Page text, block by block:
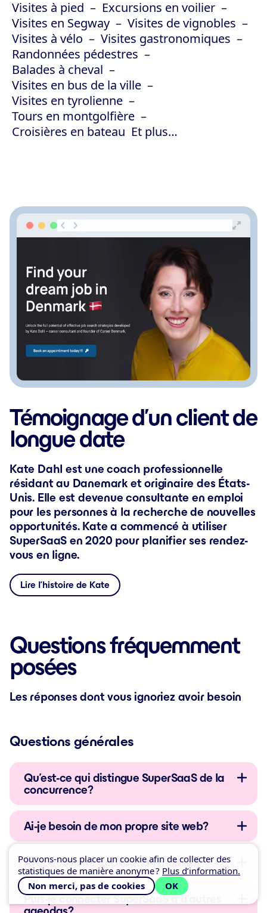
Visites à pied
Excursions en voilier
Visites en Segway
Visites de vignobles
Visites à vélo
Visites gastronomiques
Randonnées pédestres
Balades à cheval
Visites en bus de la ville
Visites en tyrolienne
Tours en montgolfière
Croisières en bateau Et plus…
Témoignage d’un client de
longue date
Kate Dahl est une coach professionnelle
résidant au Danemark et originaire des États-
Unis. Elle est devenue consultante en emploi
pour les personnes à la recherche de nouvelles
opportunités. Kate a commencé à utiliser
SuperSaaS en 2020 pour planifier ses rendez-
vous en ligne.
Lire l’histoire de Kate
Questions fréquemment
posées
Les réponses dont vous ignoriez avoir besoin
Questions générales
Qu’est-ce qui distingue SuperSaaS de la
concurrence ?
Ai-je besoin de mon propre site web ?
Avez-vous une application mobile ?
Puis-je connecter SuperSaaS à d’autres
agendas ?
Pouvons-nous placer un cookie afin de collecter des
statistiques de manière anonyme ? Plus d’information.
Non merci, pas de cookies
OK